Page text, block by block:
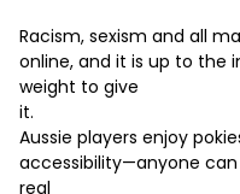
Racism, sexism and all
online, and it is up to the
weight to give
it.
Aussie players enjoy
accessibility—anyone
real